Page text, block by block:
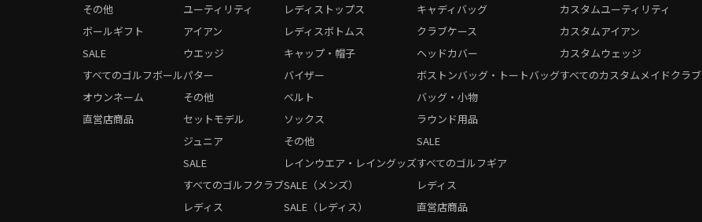
オウンネーム
直営店商品
その他
ボールギフト
SALE
すべてのゴルフボール
レディス
ユーティリティ
アイアン
ウエッジ
パター
その他
セットモデル
ジュニア
SALE
すべてのゴルフクラブ
レディストップス
レディスボトムス
キャップ・帽子
バイザー
ベルト
ソックス
その他
レインウエア・レイングッズ
SALE（メンズ）
SALE（レディス）
レディス
直営店商品
キャディバッグ
クラブケース
ヘッドカバー
ボストンバッグ・トートバッグ
バッグ・小物
ラウンド用品
SALE
すべてのゴルフギア
カスタムユーティリティ
カスタムアイアン
カスタムウェッジ
すべてのカスタムメイドクラブ